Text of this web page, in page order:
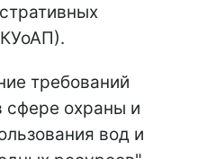
требований
сфере охраны и
вод и